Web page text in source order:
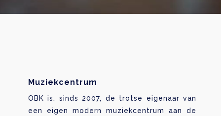
Muziekcentrum
OBK is, sinds 2007, de trotse eigenaar van
een eigen modern muziekcentrum aan de